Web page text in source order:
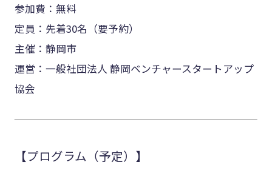
参加費：無料
定員：先着30名（要予約）
主催：静岡市
運営：一般社団法人 静岡ベンチャースタートアップ
協会
【プログラム（予定）】